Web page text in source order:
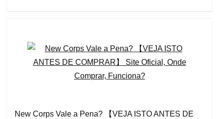
New Corps Vale a Pena? 【VEJA ISTO ANTES DE